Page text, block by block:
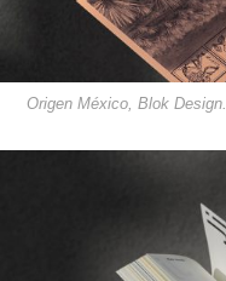
Origen México, Blok Design.